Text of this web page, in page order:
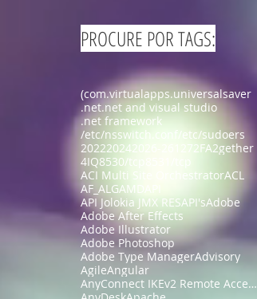
PROCURE POR TAGS:
(com.virtualapps.universalsaver
.net.net and visual studio
.net framework
/etc/nsswitch.conf/etc/sudoers
202220242026-261272FA2gether
4IQ8530/tcp
ACI Multi Site OrchestratorACL
AF_ALGAMDAPI
API Jolokia JMX RESAPI'sAdobe
Adobe After Effects
Adobe Illustrator
Adobe Photoshop
Adobe Type ManagerAdvisory
AgileAngular
AnyConnect IKEv2 Remote Access